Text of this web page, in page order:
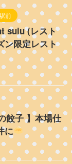
前
suiu (レスト
ン限定レスト
餃子 】本場仕
に